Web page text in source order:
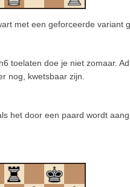
met een geforceerde variant
toelaten doe je niet zomaar.
nog, kwetsbaar zijn.
het door een paard wordt